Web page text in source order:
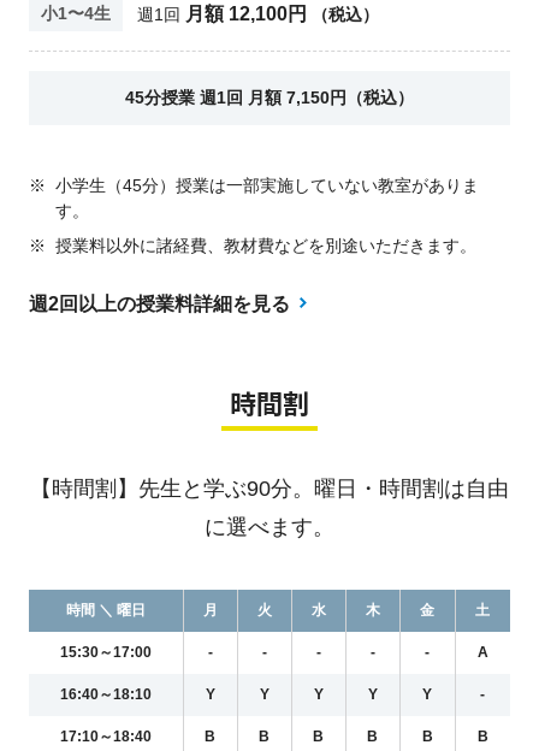
小1〜4生 週1回 月額 12,100円 （税込）
45分授業 週1回 月額 7,150円（税込）
※
小学生（45分）授業は一部実施していない教室がありま
す。
※
授業料以外に諸経費、教材費などを別途いただきます。
週2回以上の授業料詳細を見る
時間割
【時間割】先生と学ぶ90分。曜日・時間割は自由
に選べます。
時間 ＼ 曜日 月 火 水 木 金 土
15:30～17:00 - - - - - A
16:40～18:10 Y Y Y Y Y -
17:10～18:40 B B B B B B